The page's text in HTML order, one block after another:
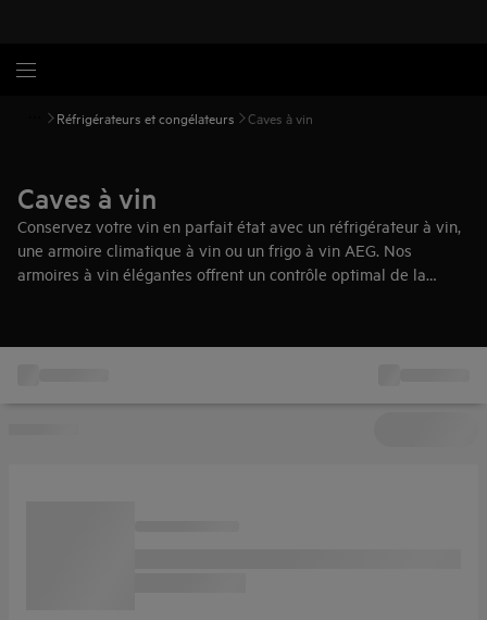
Réfrigérateurs et congélateurs Caves à vin
Caves à vin
Conservez votre vin en parfait état avec un réfrigérateur à vin,
une armoire climatique à vin ou un frigo à vin AEG. Nos
armoires à vin élégantes offrent un contrôle optimal de la